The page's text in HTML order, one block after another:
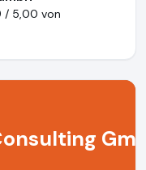
/ 5,00 von
Gm